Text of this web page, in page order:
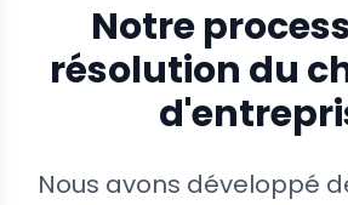
Notre
résolution du
Nous avons développé